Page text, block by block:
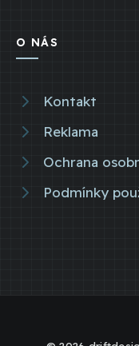
O NÁS
Kontakt
Reklama
Ochrana
Podmínky